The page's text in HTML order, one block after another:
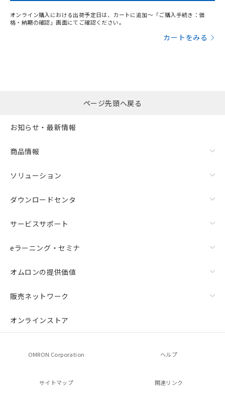
オンライン購入における出荷予定日は、カートに追加～「ご購入手続き：価
格・納期の確認」画面にてご確認ください。
カートをみる
ページ先頭へ戻る
お知らせ・最新情報
商品情報
ソリューション
ダウンロードセンタ
サービスサポート
eラーニング・セミナ
オムロンの提供価値
販売ネットワーク
オンラインストア
OMRON Corporation ヘルプ
サイトマップ 関連リンク